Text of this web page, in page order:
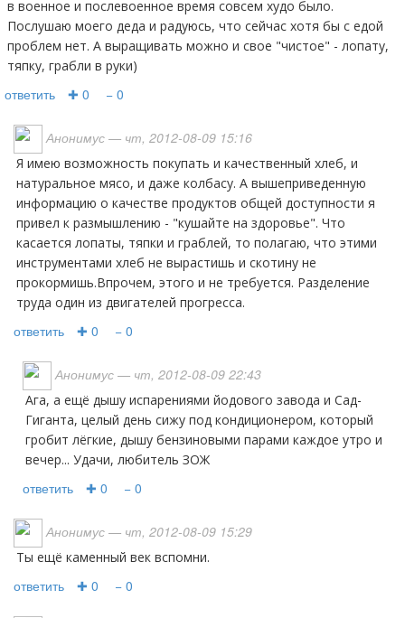
в военное и послевоенное время совсем худо было.
Послушаю моего деда и радуюсь, что сейчас хотя бы с едой
проблем нет. А выращивать можно и свое "чистое" - лопату,
тяпку, грабли в руки)
ответить ✚ 0 − 0
Анонимус — чт, 2012-08-09 15:16
Я имею возможность покупать и качественный хлеб, и
натуральное мясо, и даже колбасу. А вышеприведенную
информацию о качестве продуктов общей доступности я
привел к размышлению - "кушайте на здоровье". Что
касается лопаты, тяпки и граблей, то полагаю, что этими
инструментами хлеб не вырастишь и скотину не
прокормишь.Впрочем, этого и не требуется. Разделение
труда один из двигателей прогресса.
ответить ✚ 0 − 0
Анонимус — чт, 2012-08-09 22:43
ага, а ещё дышу испарениями йодового завода и Сад-
Гиганта, целый день сижу под кондиционером, который
гробит лёгкие, дышу бензиновыми парами каждое утро и
вечер... Удачи, любитель ЗОЖ
ответить ✚ 0 − 0
Анонимус — чт, 2012-08-09 15:29
Ты ещё каменный век вспомни.
ответить ✚ 0 − 0